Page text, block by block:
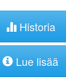
Historia
Lue lisää